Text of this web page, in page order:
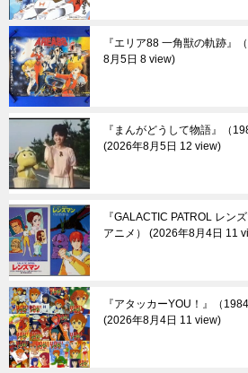
『エリア88 一角獣の軌跡』
8月5日 8 view
『まんがどうして物語』（
2026年8月5日 12 view
『GALACTIC PATROL レン
アニメ）
2026年8月4日 11
『アタッカーYOU！』（
2026年8月4日 11 view